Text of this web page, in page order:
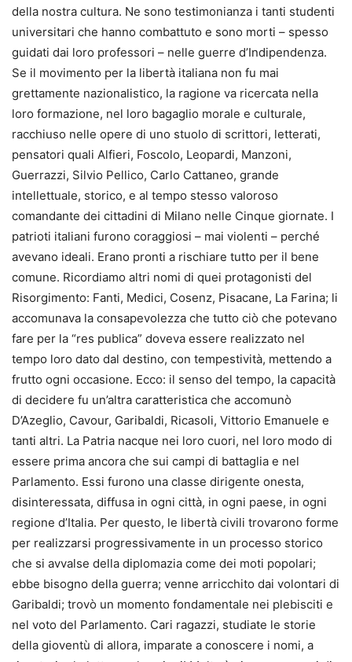
della nostra cultura. Ne sono testimonianza i tanti studenti
universitari che hanno combattuto e sono morti – spesso
guidati dai loro professori – nelle guerre d’Indipendenza.
Se il movimento per la libertà italiana non fu mai
grettamente nazionalistico, la ragione va ricercata nella
loro formazione, nel loro bagaglio morale e culturale,
racchiuso nelle opere di uno stuolo di scrittori, letterati,
pensatori quali Alfieri, Foscolo, Leopardi, Manzoni,
Guerrazzi, Silvio Pellico, Carlo Cattaneo, grande
intellettuale, storico, e al tempo stesso valoroso
comandante dei cittadini di Milano nelle Cinque giornate. I
patrioti italiani furono coraggiosi – mai violenti – perché
avevano ideali. Erano pronti a rischiare tutto per il bene
comune. Ricordiamo altri nomi di quei protagonisti del
Risorgimento: Fanti, Medici, Cosenz, Pisacane, La Farina; li
accomunava la consapevolezza che tutto ciò che potevano
fare per la “res publica” doveva essere realizzato nel
tempo loro dato dal destino, con tempestività, mettendo a
frutto ogni occasione. Ecco: il senso del tempo, la capacità
di decidere fu un’altra caratteristica che accomunò
D’Azeglio, Cavour, Garibaldi, Ricasoli, Vittorio Emanuele e
tanti altri. La Patria nacque nei loro cuori, nel loro modo di
essere prima ancora che sui campi di battaglia e nel
Parlamento. Essi furono una classe dirigente onesta,
disinteressata, diffusa in ogni città, in ogni paese, in ogni
regione d’Italia. Per questo, le libertà civili trovarono forme
per realizzarsi progressivamente in un processo storico
che si avvalse della diplomazia come dei moti popolari;
ebbe bisogno della guerra; venne arricchito dai volontari di
Garibaldi; trovò un momento fondamentale nei plebisciti e
nel voto del Parlamento. Cari ragazzi, studiate le storie
della gioventù di allora, imparate a conoscere i nomi, a